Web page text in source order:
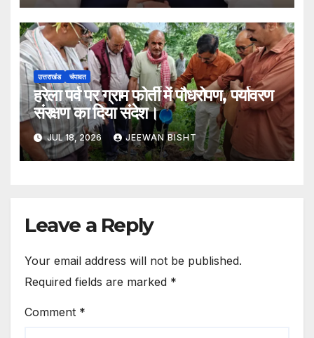
उत्तराखंड चंपावत
हरेला पर्व पर ग्राम फोर्ती में पौधरोपण, पर्यावरण
संरक्षण का दिया संदेश।
JUL 18, 2026 JEEWAN BISHT
Leave a Reply
Your email address will not be published.
Required fields are marked *
Comment *